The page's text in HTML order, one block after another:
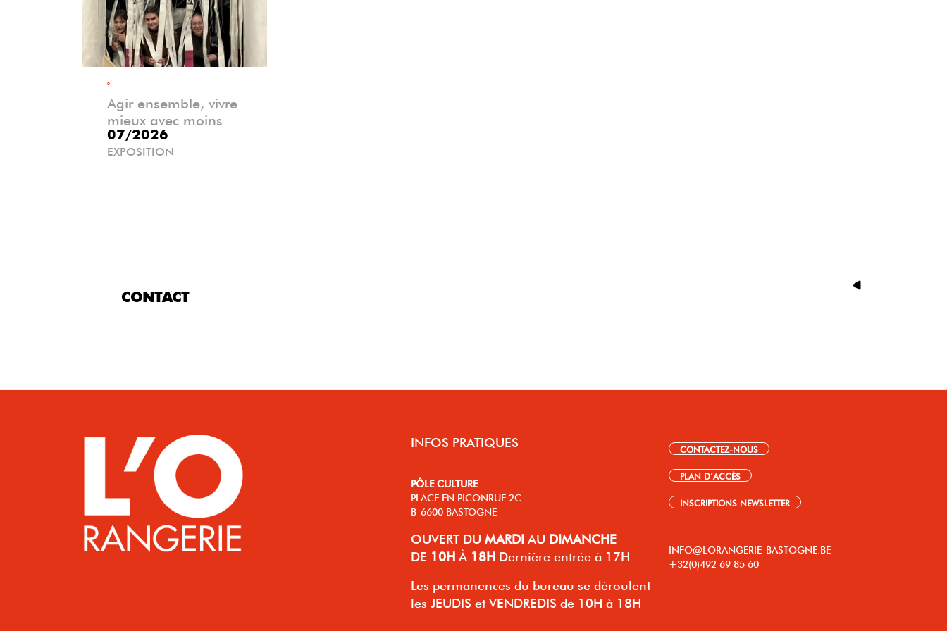
°
Agir ensemble, vivre
mieux avec moins
07/2026
EXPOSITION
CONTACT
INFOS PRATIQUES
PÔLE CULTURE
PLACE EN PICONRUE 2C
B-6600 BASTOGNE
OUVERT DU MARDI AU DIMANCHE
DE 10H À 18H Dernière entrée à 17H
Les permanences du bureau se déroulent
les JEUDIS et VENDREDIS de 10H à 18H
CONTACTEZ-NOUS
PLAN D’ACCÈS
INSCRIPTIONS NEWSLETTER
INFO@LORANGERIE-BASTOGNE.BE
+32(0)492 69 85 60